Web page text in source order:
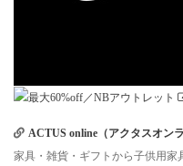
ACTUS online（アクタスオンラ
家具・雑貨・ギフトから子供用